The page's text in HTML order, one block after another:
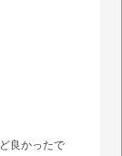
良かったで